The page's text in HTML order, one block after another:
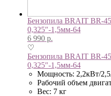
Бензопила BRAIT BR-
0,325″-1,5мм-64
6 990р.
♡
Бензопила BRAIT BR-
0,325″-1,5мм-64
Мощность: 2,2кВт/
Рабочий объем
Вес: 7 кг